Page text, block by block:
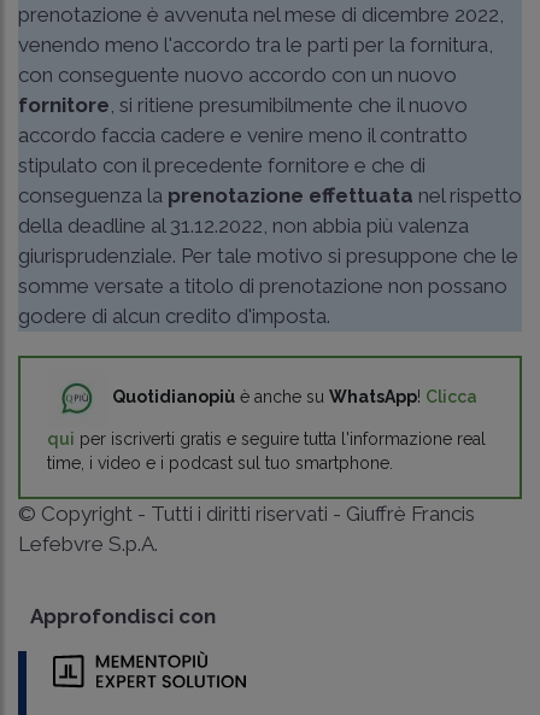
prenotazione è avvenuta nel mese di dicembre 2022,
venendo meno l'accordo tra le parti per la fornitura,
con conseguente nuovo accordo con un nuovo
fornitore , si ritiene presumibilmente che il nuovo
accordo faccia cadere e venire meno il contratto
stipulato con il precedente fornitore e che di
conseguenza la prenotazione effettuata nel rispetto
della deadline al 31.12.2022, non abbia più valenza
giurisprudenziale. Per tale motivo si presuppone che le
somme versate a titolo di prenotazione non possano
godere di alcun credito d'imposta.
Quotidianopiù è anche su WhatsApp! Clicca
qui per iscriverti gratis e seguire tutta l'informazione real
time, i video e i podcast sul tuo smartphone.
© Copyright - Tutti i diritti riservati - Giuffrè Francis
Lefebvre S.p.A.
Approfondisci con